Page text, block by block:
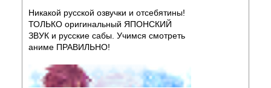
Никакой русской озвучки и отсебятины!
ТОЛЬКО оригинальный ЯПОНСКИЙ
ЗВУК и русские сабы. Учимся смотреть
аниме ПРАВИЛЬНО!